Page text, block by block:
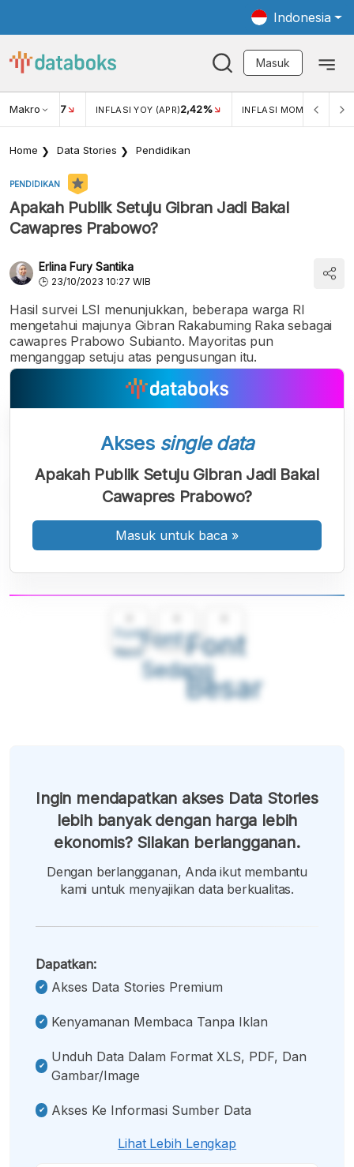
Indonesia
Masuk
Makro
USD/IDR 17 INFLASI YOY (APR)2,42% INFLASI MOM (APR)
Home Data Stories Pendidikan
PENDIDIKAN
Apakah Publik Setuju Gibran Jadi Bakal
Cawapres Prabowo?
Erlina Fury Santika
23/10/2023 10:27 WIB
Hasil survei LSI menunjukkan, beberapa warga RI
mengetahui majunya Gibran Rakabuming Raka sebagai
cawapres Prabowo Subianto. Mayoritas pun
menganggap setuju atas pengusungan itu.
Font
Kecil
Font
Sedang
Font
Besar
Akses single data
Apakah Publik Setuju Gibran Jadi Bakal
Cawapres Prabowo?
Masuk untuk baca »
Ingin mendapatkan akses Data Stories
lebih banyak dengan harga lebih
ekonomis? Silakan berlangganan.
Dengan berlangganan, Anda ikut membantu
kami untuk menyajikan data berkualitas.
Dapatkan:
Akses Data Stories Premium
Kenyamanan Membaca Tanpa Iklan
Unduh Data Dalam Format XLS, PDF, Dan
Gambar/image
Akses Ke Informasi Sumber Data
Lihat Lebih Lengkap